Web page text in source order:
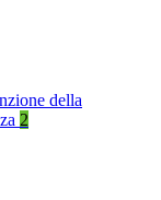
della
2